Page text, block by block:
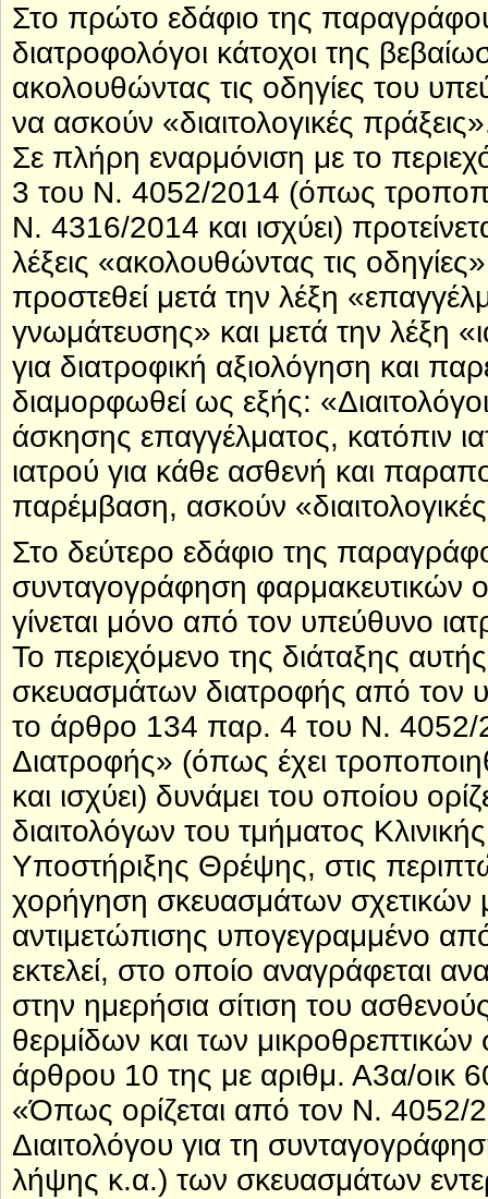
Στο πρώτο εδάφιο της παραγράφου
διατροφολόγοι κάτοχοι της
ακολουθώντας τις οδηγίες του
να ασκούν «διαιτολογικές
Σε πλήρη εναρμόνιση με το
3 του Ν. 4052/2014 (όπως
Ν. 4316/2014 και ισχύει)
λέξεις «ακολουθώντας τις
προστεθεί μετά την λέξη
γνωμάτευσης» και μετά την λέξη
για διατροφική αξιολόγηση και
διαμορφωθεί ως εξής:
άσκησης επαγγέλματος, κατόπιν
ιατρού για κάθε ασθενή και
παρέμβαση, ασκούν
Στο δεύτερο εδάφιο της
συνταγογράφηση φαρμακευτικών
γίνεται μόνο από τον υπεύθυνο
Το περιεχόμενο της διάταξης
σκευασμάτων διατροφής από τον
το άρθρο 134 παρ. 4 του Ν. 4052/
Διατροφής» (όπως έχει
και ισχύει) δυνάμει του οποίου
διαιτολόγων του τμήματος
Υποστήριξης Θρέψης, στις
χορήγηση σκευασμάτων σχετικών
αντιμετώπισης υπογεγραμμένο
εκτελεί, στο οποίο αναγράφεται
στην ημερήσια σίτιση του
θερμίδων και των
άρθρου 10 της με αριθμ. Α3α/
«Όπως ορίζεται από τον Ν. 4052/
Διαιτολόγου για τη
λήψης κ.α.) των σκευασμάτων